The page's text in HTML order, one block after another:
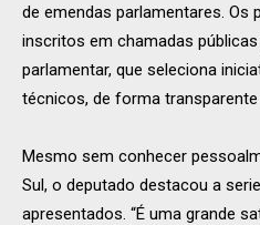
de emendas parlamentares.
inscritos em chamadas
parlamentar, que seleciona
técnicos, de forma
Mesmo sem conhecer
Sul, o deputado destacou a
apresentados. “É uma grande